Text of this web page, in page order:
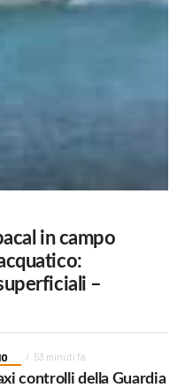
in campo
–
53 minuti fa
controlli della Guardia